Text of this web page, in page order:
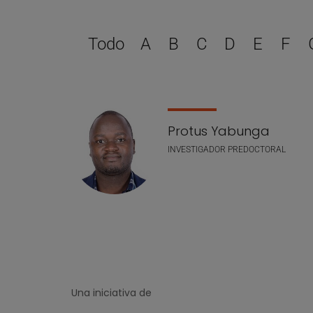
Todo A B C D E F
Lista de personal
Protus Yabunga
INVESTIGADOR PREDOCTORAL
Una iniciativa de